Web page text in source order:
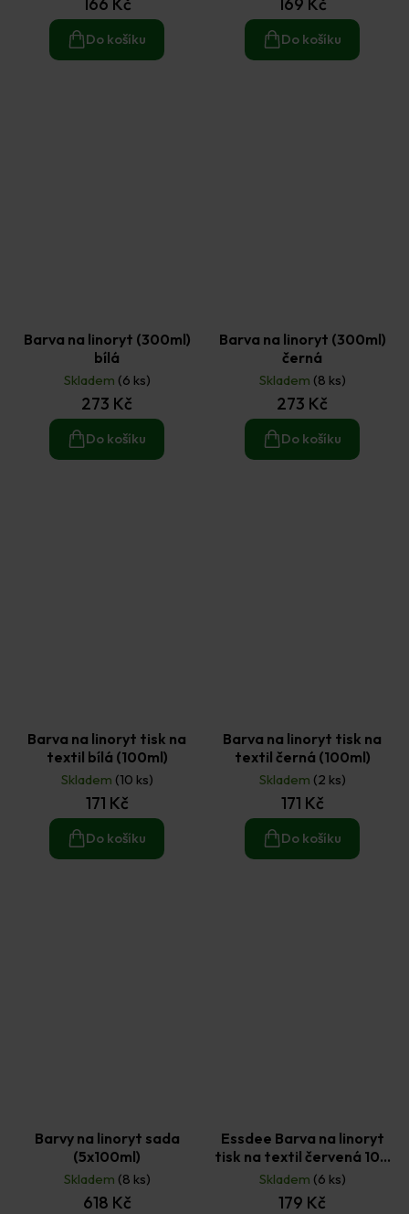
Do košíku Do košíku
Barva na linoryt (300ml)
bílá
Skladem (6 ks)
273 Kč
Do košíku
Barva na linoryt (300ml)
černá
Skladem (8 ks)
273 Kč
Do košíku
Barva na linoryt tisk na
textil bílá (100ml)
Skladem (10 ks)
171 Kč
Do košíku
Barva na linoryt tisk na
textil černá (100ml)
Skladem (2 ks)
171 Kč
Do košíku
Barvy na linoryt sada
(5x100ml)
Skladem (8 ks)
618 Kč
Essdee Barva na linoryt
tisk na textil červená 100
ml
Skladem (6 ks)
179 Kč